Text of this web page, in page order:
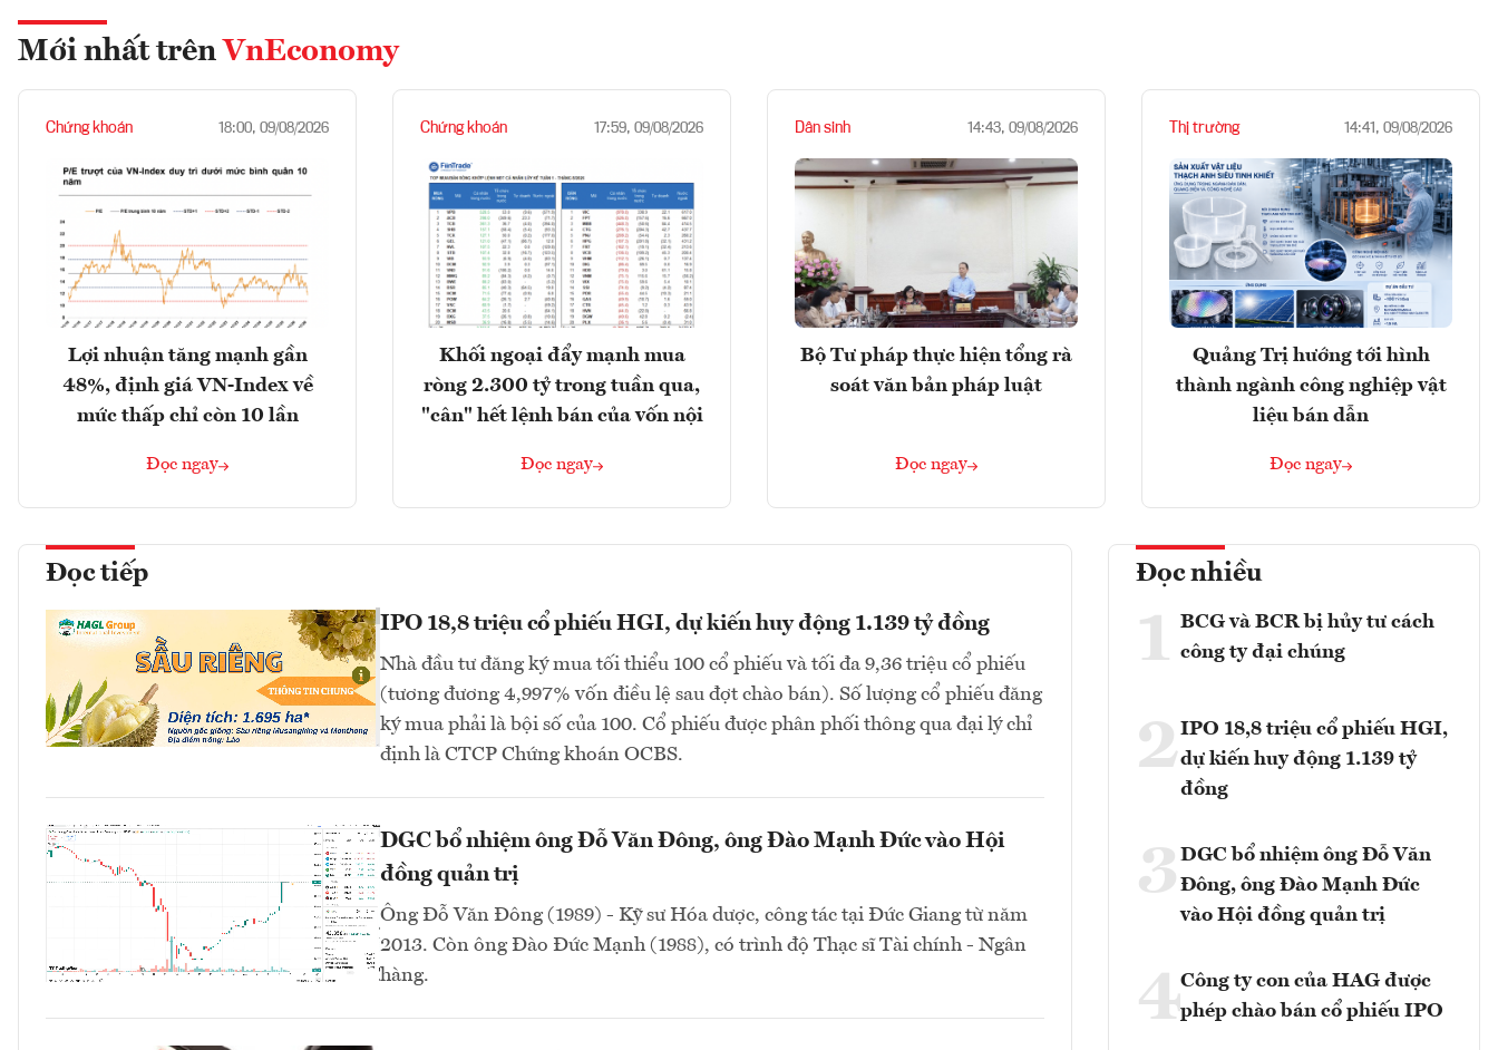
Mới nhất trên VnEconomy
Chứng khoán 18:00, 09/08/2026
Lợi nhuận tăng mạnh gần
48%, định giá VN-Index về
mức thấp chỉ còn 10 lần
Đọc ngay
Chứng khoán 17:59, 09/08/2026
Khối ngoại đẩy mạnh mua
ròng 2.300 tỷ trong tuần qua,
"cân" hết lệnh bán của vốn nội
Đọc ngay
Dân sinh 14:43, 09/08/2026
Bộ Tư pháp thực hiện tổng rà
soát văn bản pháp luật
Đọc ngay
Thị trường 14:41, 09/08/2026
Quảng Trị hướng tới hình
thành ngành công nghiệp vật
liệu bán dẫn
Đọc ngay
Đọc tiếp
IPO 18,8 triệu cổ phiếu HGI, dự kiến huy động 1.139 tỷ đồng
Nhà đầu tư đăng ký mua tối thiểu 100 cổ phiếu và tối đa 9,36 triệu cổ phiếu
(tương đương 4,997% vốn điều lệ sau đợt chào bán). Số lượng cổ phiếu đăng
ký mua phải là bội số của 100. Cổ phiếu được phân phối thông qua đại lý chỉ
định là CTCP Chứng khoán OCBS.
DGC bổ nhiệm ông Đỗ Văn Đông, ông Đào Mạnh Đức vào Hội
đồng quản trị
Ông Đỗ Văn Đông (1989) - Kỹ sư Hóa dược, công tác tại Đức Giang từ năm
2013. Còn ông Đào Đức Mạnh (1988), có trình độ Thạc sĩ Tài chính - Ngân
hàng.
Đọc nhiều
1 BCG và BCR bị hủy tư cách
công ty đại chúng
2IPO 18,8 triệu cổ phiếu HGI,
dự kiến huy động 1.139 tỷ
đồng
3 DGC bổ nhiệm ông Đỗ Văn
Đông, ông Đào Mạnh Đức
vào Hội đồng quản trị
4Công ty con của HAG được
phép chào bán cổ phiếu IPO